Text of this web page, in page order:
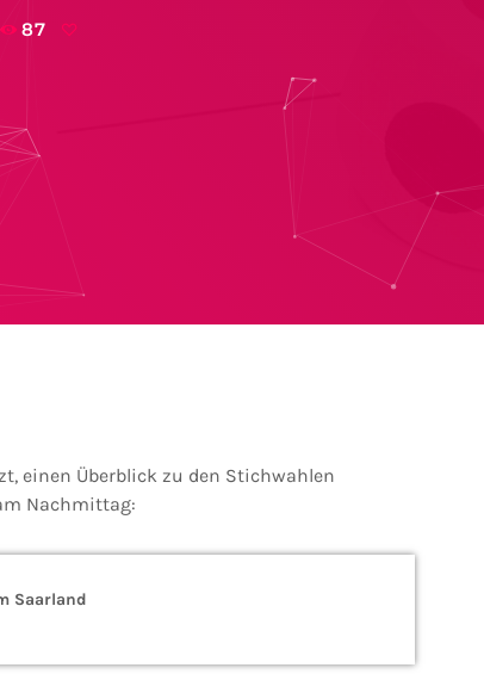
87
einen Überblick zu den Stichwahlen
Nachmittag:
Saarland